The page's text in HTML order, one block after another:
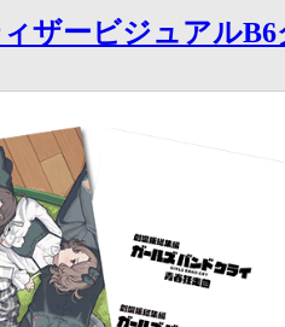
ィザービジュアル